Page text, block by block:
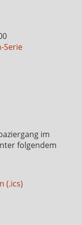
Serie
im
folgendem
(.ics)